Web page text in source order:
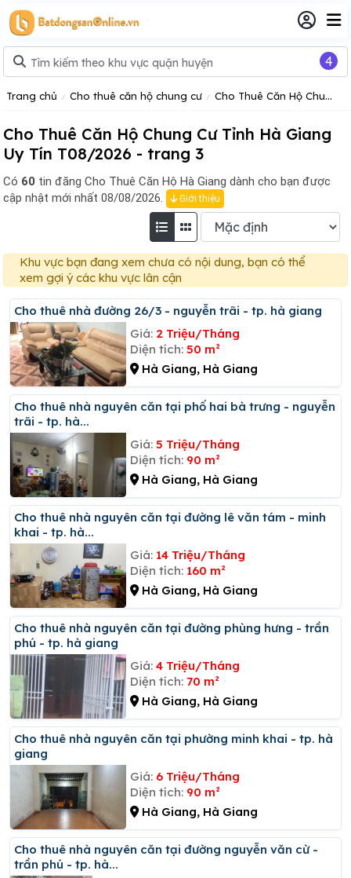
Trang chủ Cho thuê căn hộ chung cư Cho Thuê Căn Hộ Chung Cư Tỉnh Hà Giang
Cho Thuê Căn Hộ Chung Cư Tỉnh Hà Giang
Uy Tín T08/2026 - trang 3
Có 60 tin đăng Cho Thuê Căn Hộ Hà Giang dành cho bạn được
cập nhật mới nhất 08/08/2026.
Giới thiệu
Khu vực bạn đang xem chưa có nội dung, bạn có thể
xem gợi ý các khu vực lân cận
Cho thuê nhà đường 26/3 - nguyễn trãi - tp. hà giang
Giá: 2 Triệu/Tháng
Diện tích: 50 m²
Hà Giang, Hà Giang
Cho thuê nhà nguyên căn tại phố hai bà trưng - nguyễn
trãi - tp. hà...
Giá: 5 Triệu/Tháng
Diện tích: 90 m²
Hà Giang, Hà Giang
Cho thuê nhà nguyên căn tại đường lê văn tám - minh
khai - tp. hà...
Giá: 14 Triệu/Tháng
Diện tích: 160 m²
Hà Giang, Hà Giang
Cho thuê nhà nguyên căn tại đường phùng hưng - trần
phú - tp. hà giang
Giá: 4 Triệu/Tháng
Diện tích: 70 m²
Hà Giang, Hà Giang
Cho thuê nhà nguyên căn tại phường minh khai - tp. hà
giang
Giá: 6 Triệu/Tháng
Diện tích: 90 m²
Hà Giang, Hà Giang
Cho thuê nhà nguyên căn tại đường nguyễn văn cừ -
trần phú - tp. hà...
4